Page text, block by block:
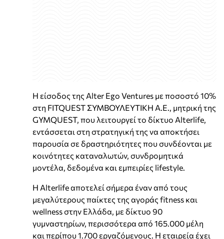
Η είσοδος της Alter Ego Ventures με ποσοστό 10%
στη FITQUEST ΣΥΜΒΟΥΛΕΥΤΙΚΗ Α.Ε., μητρική της
GYMQUEST, που λειτουργεί το δίκτυο Alterlife,
εντάσσεται στη στρατηγική της να αποκτήσει
παρουσία σε δραστηριότητες που συνδέονται με
κοινότητες καταναλωτών, συνδρομητικά
μοντέλα, δεδομένα και εμπειρίες lifestyle.
Η Alterlife αποτελεί σήμερα έναν από τους
μεγαλύτερους παίκτες της αγοράς fitness και
wellness στην Ελλάδα, με δίκτυο 90
γυμναστηρίων, περισσότερα από 165.000 μέλη
και περίπου 1.700 εργαζόμενους. Η εταιρεία έχει